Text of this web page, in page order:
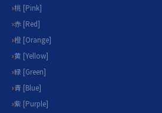
桃 [Pink]
赤 [Red]
橙 [Orange]
黄 [Yellow]
緑 [Green]
青 [Blue]
紫 [Purple]